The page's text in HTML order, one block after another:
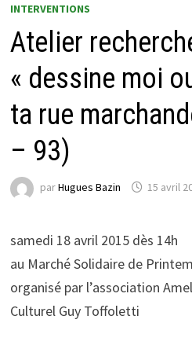
INTERVENTIONS
Atelier
« dessine moi
ta rue
– 93)
parHugues Bazin 15 avril
samedi 18 avril 2015 dès 14h
au Marché Solidaire de
organisé par l’association
Culturel Guy Toffoletti